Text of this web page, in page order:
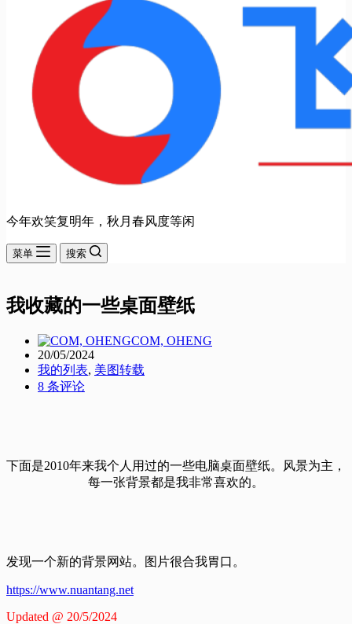
今年欢笑复明年，秋月春风度等闲
菜单 搜索
我收藏的一些桌面壁纸
COM, OHENG
20/05/2024
我的列表, 美图转载
8 条评论
下面是2010年来我个人用过的一些电脑桌面壁纸。风景为主，
每一张背景都是我非常喜欢的。
发现一个新的背景网站。图片很合我胃口。
https://www.nuantang.net
Updated @ 20/5/2024